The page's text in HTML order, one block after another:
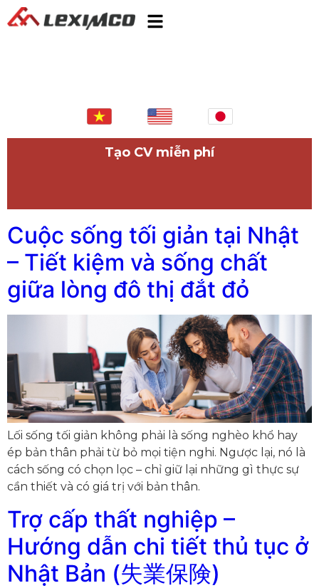
Tạo CV miễn phí
Cuộc sống tối giản tại Nhật
– Tiết kiệm và sống chất
giữa lòng đô thị đắt đỏ
Lối sống tối giản không phải là sống nghèo khổ hay
ép bản thân phải từ bỏ mọi tiện nghi. Ngược lại, nó là
cách sống có chọn lọc – chỉ giữ lại những gì thực sự
cần thiết và có giá trị với bản thân.
Trợ cấp thất nghiệp –
Hướng dẫn chi tiết thủ tục ở
Nhật Bản (失業保険)